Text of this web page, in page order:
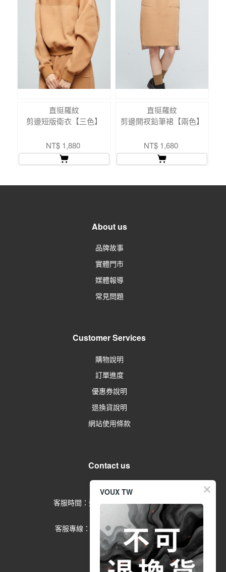
直挺羅紋
剪邊短版衛衣【三色】
NT$ 1,880
直挺羅紋
剪邊開衩鉛筆裙【兩色】
NT$ 1,680
About us
品牌故事
實體門市
媒體報導
常見問題
Customer Services
購物說明
訂單進度
優惠券說明
退換貨說明
網站使用條款
Contact us
客服時間：週一到週五 09:00-17:00
(例假日除外)
客服專線：02-2791-1602 分機553
VOUX TW